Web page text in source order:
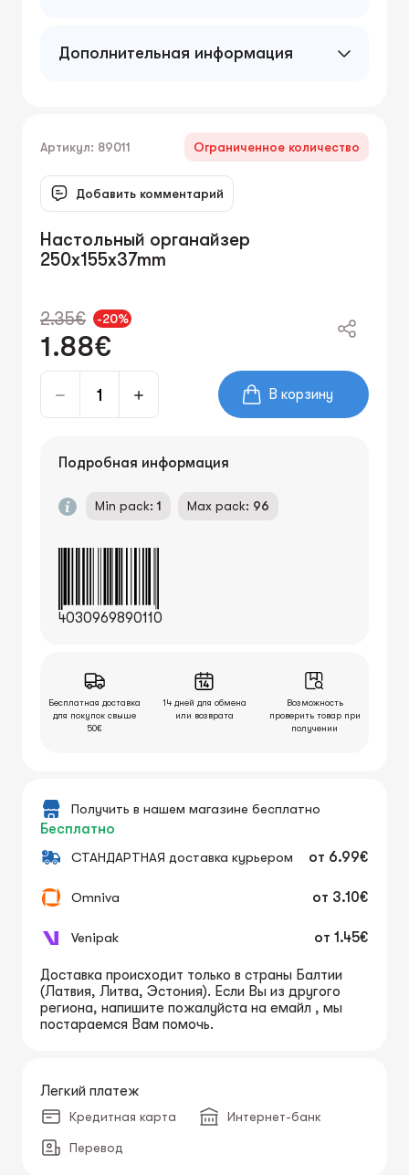
Дополнительная информация
Артикул: 89011 Ограниченное количество
Добавить комментарий
Настольный органайзер
250x155x37mm
2.35€ -20%
1.88€
В корзину
Подробная информация
Min pack: 1 Max pack: 96
4030969890110
Бесплатная доставка
для покупок свыше
50€
14 дней для обмена
или возврата
Возможность
проверить товар при
получении
Получить в нашем магазине бесплатно
Бесплатно
СТАНДАРТНАЯ доставка курьером
от 6.99€
Omniva от 3.10€
Venipak от 1.45€
Доставка происходит только в страны Балтии
(Латвия, Литва, Эстония). Если Вы из другого
региона, напишите пожалуйста на емайл , мы
постараемся Вам помочь.
Легкий платеж
Кредитная карта Интернет-банк
Перевод